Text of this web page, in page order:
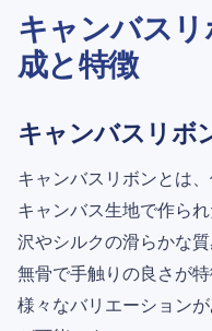
キャンバス
成と特徴
キャンバスリボ
キャンバスリボンとは
キャンバス生地で作ら
沢やシルクの滑らかな
無骨で手触りの良さが
様々なバリエーション